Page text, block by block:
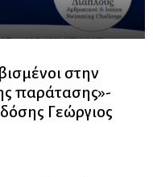
στην
παράτασης»-
Γεώργιος